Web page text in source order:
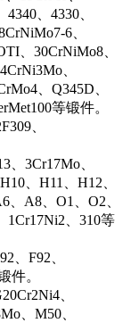
、4330、
6、
、30CrNiMo8、
、
、Q345D、
等锻件。
、
、3Cr17Mo、
、H11、H12、
A8、O1、O2、
1Cr17Ni2、310等
、F92、
件。
、
、M50、